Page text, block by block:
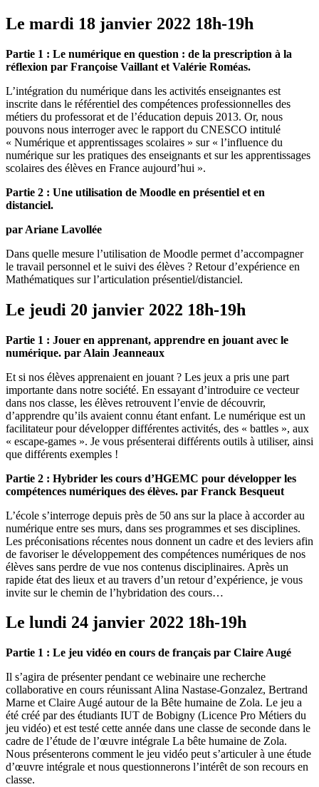
Le mardi 18 janvier 2022 18h-19h
Partie 1 : Le numérique en question : de la prescription à la
réflexion par Françoise Vaillant et Valérie Roméas.
L’intégration du numérique dans les activités enseignantes est
inscrite dans le référentiel des compétences professionnelles des
métiers du professorat et de l’éducation depuis 2013. Or, nous
pouvons nous interroger avec le rapport du CNESCO intitulé
« Numérique et apprentissages scolaires » sur « l’influence du
numérique sur les pratiques des enseignants et sur les apprentissages
scolaires des élèves en France aujourd’hui ».
Partie 2 : Une utilisation de Moodle en présentiel et en
distanciel.
par Ariane Lavollée
Dans quelle mesure l’utilisation de Moodle permet d’accompagner
le travail personnel et le suivi des élèves ? Retour d’expérience en
Mathématiques sur l’articulation présentiel/distanciel.
Le jeudi 20 janvier 2022 18h-19h
Partie 1 : Jouer en apprenant, apprendre en jouant avec le
numérique. par Alain Jeanneaux
Et si nos élèves apprenaient en jouant ? Les jeux a pris une part
importante dans notre société. En essayant d’introduire ce vecteur
dans nos classe, les élèves retrouvent l’envie de découvrir,
d’apprendre qu’ils avaient connu étant enfant. Le numérique est un
facilitateur pour développer différentes activités, des « battles », aux
« escape-games ». Je vous présenterai différents outils à utiliser, ainsi
que différents exemples !
Partie 2 : Hybrider les cours d’HGEMC pour développer les
compétences numériques des élèves. par Franck Besqueut
L’école s’interroge depuis près de 50 ans sur la place à accorder au
numérique entre ses murs, dans ses programmes et ses disciplines.
Les préconisations récentes nous donnent un cadre et des leviers afin
de favoriser le développement des compétences numériques de nos
élèves sans perdre de vue nos contenus disciplinaires. Après un
rapide état des lieux et au travers d’un retour d’expérience, je vous
invite sur le chemin de l’hybridation des cours…
Le lundi 24 janvier 2022 18h-19h
Partie 1 : Le jeu vidéo en cours de français par Claire Augé
Il s’agira de présenter pendant ce webinaire une recherche
collaborative en cours réunissant Alina Nastase-Gonzalez, Bertrand
Marne et Claire Augé autour de la Bête humaine de Zola. Le jeu a
été créé par des étudiants IUT de Bobigny (Licence Pro Métiers du
jeu vidéo) et est testé cette année dans une classe de seconde dans le
cadre de l’étude de l’œuvre intégrale La bête humaine de Zola.
Nous présenterons comment le jeu vidéo peut s’articuler à une étude
d’œuvre intégrale et nous questionnerons l’intérêt de son recours en
classe.